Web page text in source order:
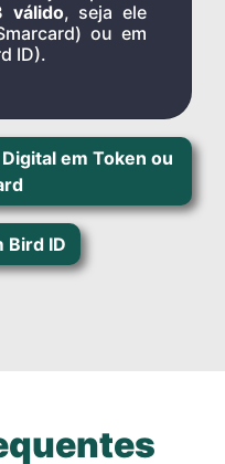
válido, seja ele
ou em
ID).
em Token ou
Bird ID